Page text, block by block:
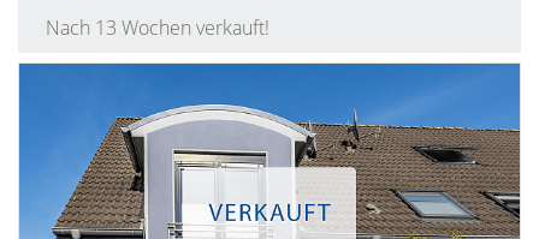
Nach 13 Wochen verkauft!